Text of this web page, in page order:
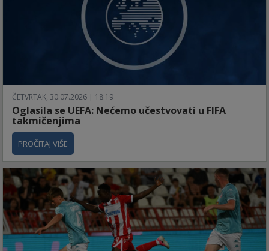
ČETVRTAK, 30.07.2026 | 18:19
Oglasila se UEFA: Nećemo učestvovati u FIFA
takmičenjima
PROČITAJ VIŠE